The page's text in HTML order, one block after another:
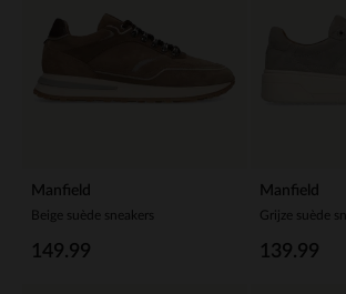
Manfield
Beige suède sneakers
149.99
Manfield
Grijze suède
139.99